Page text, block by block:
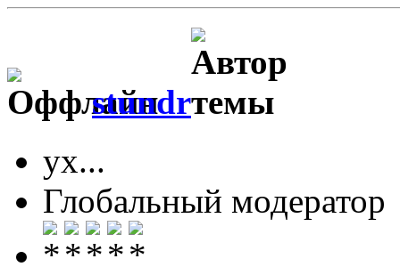
stundr
ух...
Глобальный модератор